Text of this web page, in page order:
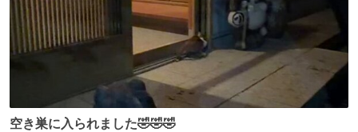
空き巣に入られました🤣🤣🤣